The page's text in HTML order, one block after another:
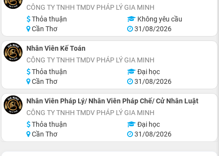
CÔNG TY TNHH TMDV PHÁP LÝ GIA MINH
Thỏa thuận
Không yêu cầu
Cần Thơ
31/08/2026
Nhân Viên Kế Toán
CÔNG TY TNHH TMDV PHÁP LÝ GIA MINH
Thỏa thuận
Đại học
Cần Thơ
31/08/2026
Nhân Viên Pháp Lý/ Nhân Viên Pháp Chế/ Cử Nhân Luật
CÔNG TY TNHH TMDV PHÁP LÝ GIA MINH
Thỏa thuận
Đại học
Cần Thơ
31/08/2026